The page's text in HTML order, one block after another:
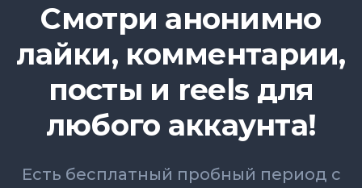
Смотри анонимно
лайки, комментарии,
посты и reels для
любого аккаунта!
Есть бесплатный пробный период с